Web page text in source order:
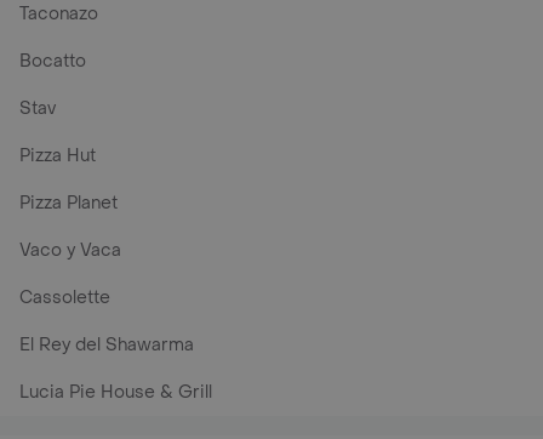
Taconazo
Bocatto
Stav
Pizza Hut
Pizza Planet
Vaco y Vaca
Cassolette
El Rey del Shawarma
Lucia Pie House & Grill